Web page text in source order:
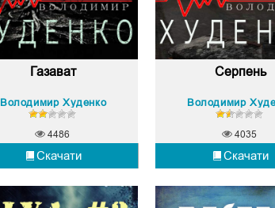
Газават
Володимир Худенко
Скачати
4486
Серпень
Володимир
Скачати
4035